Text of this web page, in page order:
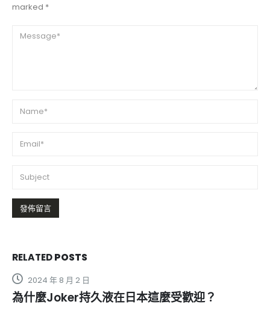
marked *
RELATEDPOSTS
2024 年 8 月 2 日
為什麼Joker持久液在日本這麼受歡迎？